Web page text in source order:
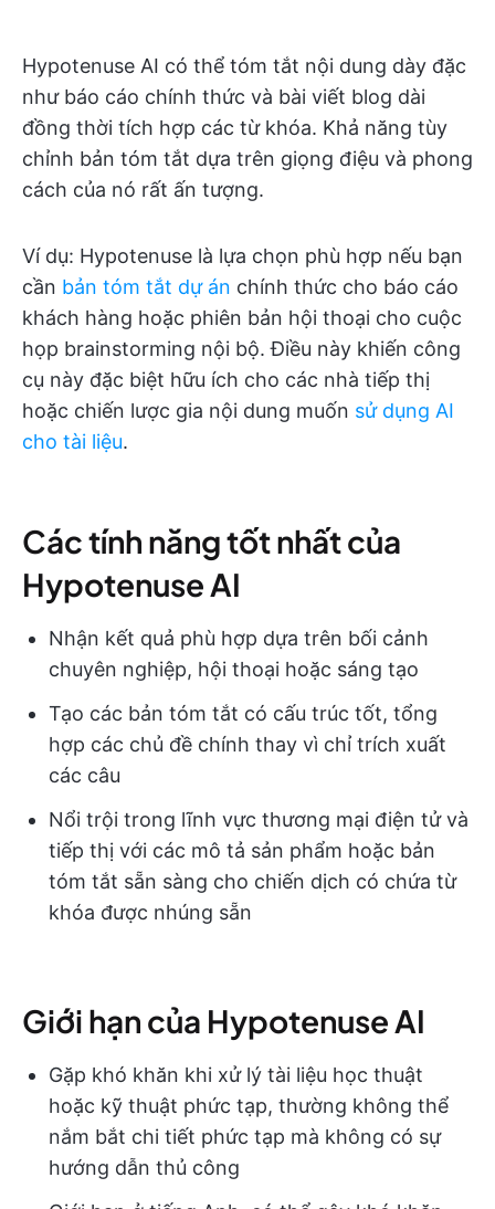
Hypotenuse AI có thể tóm tắt nội dung dày đặc
như báo cáo chính thức và bài viết blog dài
đồng thời tích hợp các từ khóa. Khả năng tùy
chỉnh bản tóm tắt dựa trên giọng điệu và phong
cách của nó rất ấn tượng.
Ví dụ: Hypotenuse là lựa chọn phù hợp nếu bạn
cần bản tóm tắt dự án chính thức cho báo cáo
khách hàng hoặc phiên bản hội thoại cho cuộc
họp brainstorming nội bộ. Điều này khiến công
cụ này đặc biệt hữu ích cho các nhà tiếp thị
hoặc chiến lược gia nội dung muốn sử dụng AI
cho tài liệu.
Các tính năng tốt nhất của
Hypotenuse AI
Nhận kết quả phù hợp dựa trên bối cảnh
chuyên nghiệp, hội thoại hoặc sáng tạo
Tạo các bản tóm tắt có cấu trúc tốt, tổng
hợp các chủ đề chính thay vì chỉ trích xuất
các câu
Nổi trội trong lĩnh vực thương mại điện tử và
tiếp thị với các mô tả sản phẩm hoặc bản
tóm tắt sẵn sàng cho chiến dịch có chứa từ
khóa được nhúng sẵn
Giới hạn của Hypotenuse AI
Gặp khó khăn khi xử lý tài liệu học thuật
hoặc kỹ thuật phức tạp, thường không thể
nắm bắt chi tiết phức tạp mà không có sự
hướng dẫn thủ công